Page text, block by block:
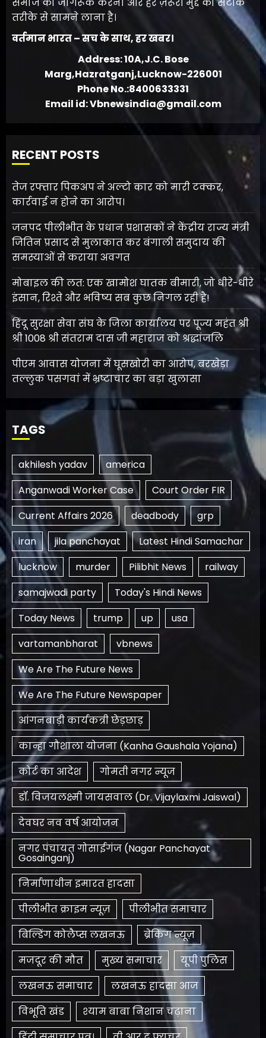
समाज को जागरूक करना और हर ज़रूरी मुद्दे को सटीक
तरीके से सामने लाना है।
वर्तमान भारत – सच के साथ, हर खबर।
Address: 10A,J.C. Bose
Marg,Hazratganj,Lucknow-226001
Phone No.:8400633331
Email id: Vbnewsindia@gmail.com
RECENT POSTS
तेज रफ्तार पिकअप ने अल्टो कार को मारी टक्कर,
कार्रवाई न होने का आरोप।
जनपद पीलीभीत के प्रधान प्रशासकों ने केंद्रीय राज्य मंत्री
जितिन प्रसाद से मुलाकात कर बंगाली समुदाय की
समस्याओं से कराया अवगत
मोबाइल की लत: एक खामोश घातक बीमारी, जो धीरे-धीरे
इंसान, रिश्ते और भविष्य सब कुछ निगल रही है!
हिंदू सुरक्षा सेवा संघ के जिला कार्यालय पर पूज्य महंत श्री
श्री 1008 श्री संतराम दास जी महाराज को श्रद्धांजलि
पीएम आवास योजना में घूसखोरी का आरोप, बरखेड़ा
तल्लुक पसगवां में भ्रष्टाचार का बड़ा खुलासा
TAGS
akhilesh yadav
america
Anganwadi Worker Case
Court Order FIR
Current Affairs 2026
deadbody
grp
iran
jila panchayat
Latest Hindi Samachar
lucknow
murder Pilibhit News
railway
samajwadi party
Today's Hindi News
Today News
trump up
usa
vartamanbharat
vbnews
We Are The Future News
We Are The Future Newspaper
आंगनबाड़ी कार्यकत्री छेड़छाड़
कान्हा गौशाला योजना (Kanha Gaushala Yojana)
कोर्ट का आदेश
गोमती नगर न्यूज
डॉ. विजयलक्ष्मी जायसवाल (Dr. Vijaylaxmi Jaiswal)
देवघर नव वर्ष आयोजन
नगर पंचायत गोसाईगंज (Nagar Panchayat
Gosainganj)
निर्माणाधीन इमारत हादसा
पीलीभीत क्राइम न्यूज़
पीलीभीत समाचार
बिल्डिंग कोलैप्स लखनऊ
ब्रेकिंग न्यूज़
मजदूर की मौत
मुख्य समाचार
यूपी पुलिस
लखनऊ समाचार
लखनऊ हादसा आज
विभूति खंड
श्याम बाबा निशान चढ़ाना